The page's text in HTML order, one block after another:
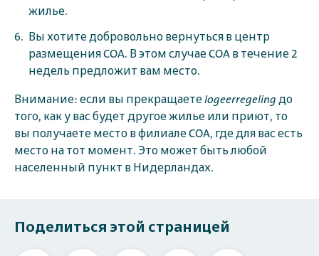
жилье.
Вы хотите добровольно вернуться в центр
размещения COA. В этом случае COA в течение 2
недель предложит вам место.
Внимание: если вы прекращаетеlogeerregeling до
того, как у вас будет другое жилье или приют, то
вы получаете место в филиале COA, где для вас есть
место на тот момент. Это может быть любой
населенный пункт в Нидерландах.
Поделиться этой страницей